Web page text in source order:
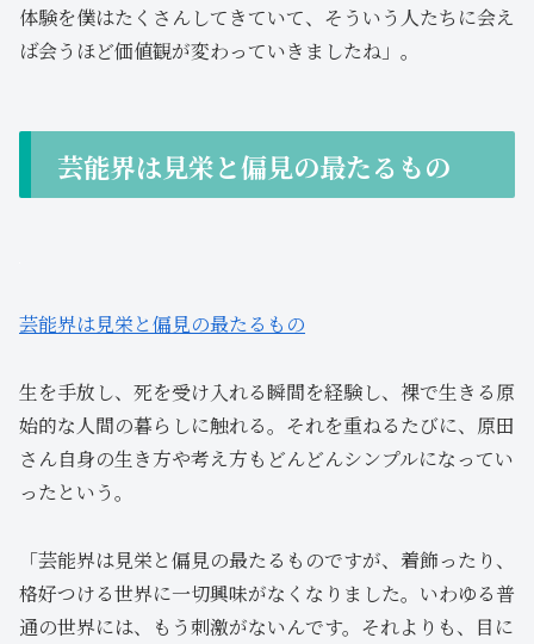
体験を僕はたくさんしてきていて、そういう人たちに会え
ば会うほど価値観が変わっていきましたね」。
芸能界は見栄と偏見の最たるもの
芸能界は見栄と偏見の最たるもの
生を手放し、死を受け入れる瞬間を経験し、裸で生きる原
始的な人間の暮らしに触れる。それを重ねるたびに、原田
さん自身の生き方や考え方もどんどんシンプルになってい
ったという。
「芸能界は見栄と偏見の最たるものですが、着飾ったり、
格好つける世界に一切興味がなくなりました。いわゆる普
通の世界には、もう刺激がないんです。それよりも、目に